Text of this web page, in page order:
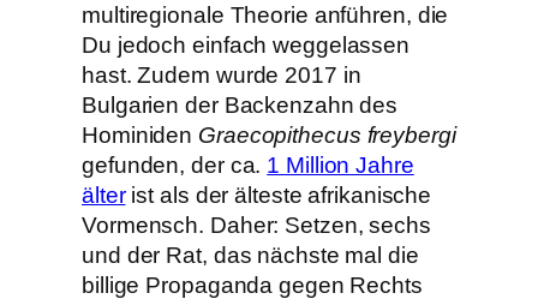
multiregionale Theorie anführen, die
Du jedoch einfach weggelassen
hast. Zudem wurde 2017 in
Bulgarien der Backenzahn des
Hominiden Graecopithecus freybergi
gefunden, der ca. 1 Million Jahre
älterist als der älteste afrikanische
Vormensch. Daher: Setzen, sechs
und der Rat, das nächste mal die
billige Propaganda gegen Rechts